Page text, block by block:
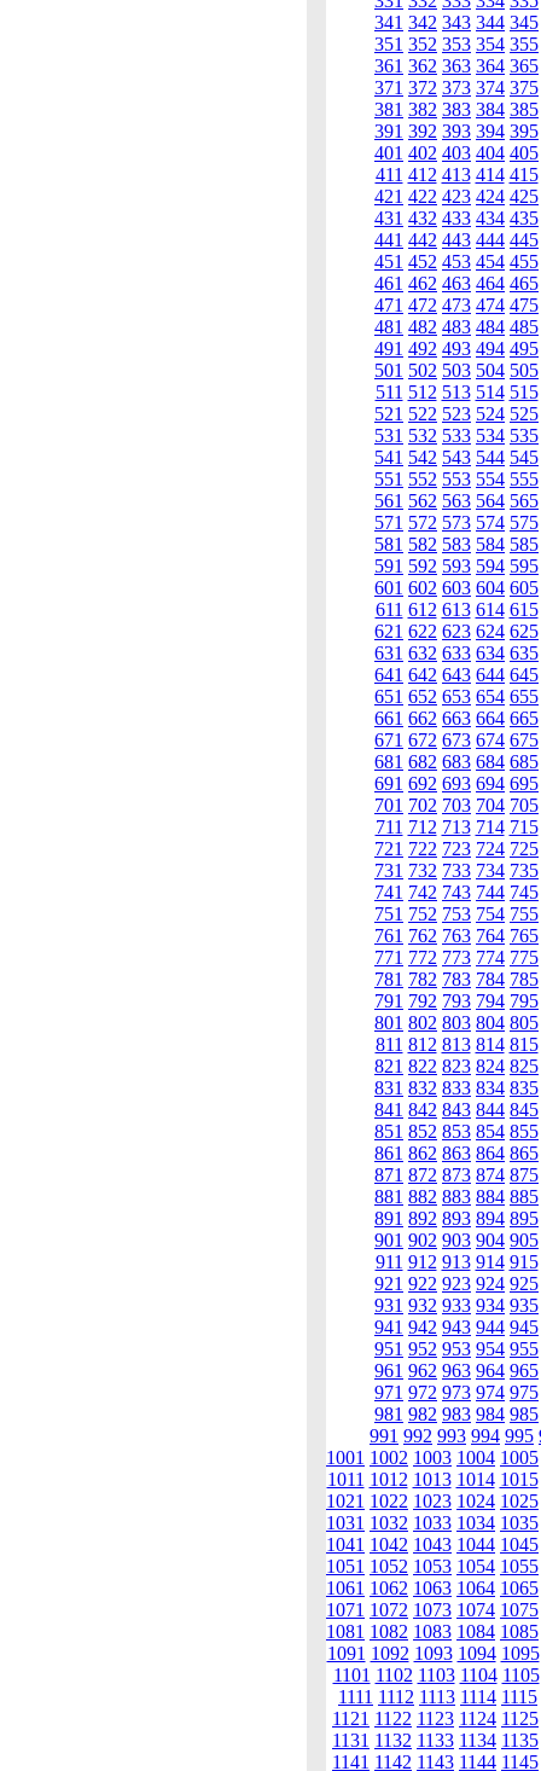
341 342 343 344 345
351 352 353 354 355
361 362 363 364 365
371 372 373 374 375
381 382 383 384 385
391 392 393 394 395
401 402 403 404 405
411 412 413 414 415
421 422 423 424 425
431 432 433 434 435
441 442 443 444 445
451 452 453 454 455
461 462 463 464 465
471 472 473 474 475
481 482 483 484 485
491 492 493 494 495
501 502 503 504 505
511 512 513 514 515
521 522 523 524 525
531 532 533 534 535
541 542 543 544 545
551 552 553 554 555
561 562 563 564 565
571 572 573 574 575
581 582 583 584 585
591 592 593 594 595
601 602 603 604 605
611 612 613 614 615
621 622 623 624 625
631 632 633 634 635
641 642 643 644 645
651 652 653 654 655
661 662 663 664 665
671 672 673 674 675
681 682 683 684 685
691 692 693 694 695
701 702 703 704 705
711 712 713 714 715
721 722 723 724 725
731 732 733 734 735
741 742 743 744 745
751 752 753 754 755
761 762 763 764 765
771 772 773 774 775
781 782 783 784 785
791 792 793 794 795
801 802 803 804 805
811 812 813 814 815
821 822 823 824 825
831 832 833 834 835
841 842 843 844 845
851 852 853 854 855
861 862 863 864 865
871 872 873 874 875
881 882 883 884 885
891 892 893 894 895
901 902 903 904 905
911 912 913 914 915
921 922 923 924 925
931 932 933 934 935
941 942 943 944 945
951 952 953 954 955
961 962 963 964 965
971 972 973 974 975
981 982 983 984 985
991 992 993 994 995
1001 1002 1003 1004 1005
1011 1012 1013 1014 1015
1021 1022 1023 1024 1025
1031 1032 1033 1034 1035
1041 1042 1043 1044 1045
1051 1052 1053 1054 1055
1061 1062 1063 1064 1065
1071 1072 1073 1074 1075
1081 1082 1083 1084 1085
1091 1092 1093 1094 1095
1101 1102 1103 1104 1105
1111 1112 1113 1114 1115
1121 1122 1123 1124 1125
1131 1132 1133 1134 1135
1141 1142 1143 1144 1145